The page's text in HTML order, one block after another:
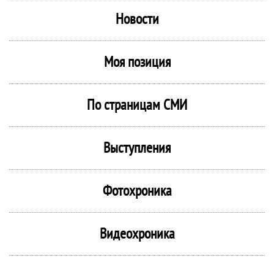
Новости
Моя позиция
По страницам СМИ
Выступления
Фотохроника
Видеохроника